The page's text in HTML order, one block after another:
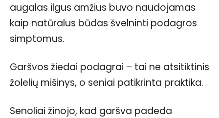
augalas ilgus amžius buvo naudojamas
kaip natūralus būdas švelninti podagros
simptomus.
Garšvos žiedai podagrai – tai ne atsitiktinis
žolelių mišinys, o seniai patikrinta praktika.
Senoliai žinojo, kad garšva padeda